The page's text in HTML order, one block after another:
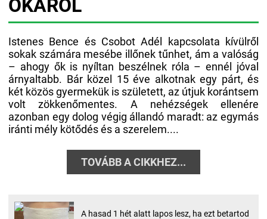
OKÁRÓL
Istenes Bence és Csobot Adél kapcsolata kívülről
sokak számára mesébe illőnek tűnhet, ám a valóság
– ahogy ők is nyíltan beszélnek róla – ennél jóval
árnyaltabb. Bár közel 15 éve alkotnak egy párt, és
két közös gyermekük is született, az útjuk korántsem
volt zökkenőmentes. A nehézségek ellenére
azonban egy dolog végig állandó maradt: az egymás
iránti mély kötődés és a szerelem....
TOVÁBB A CIKKHEZ...
A hasad 1 hét alatt lapos lesz, ha ezt betartod